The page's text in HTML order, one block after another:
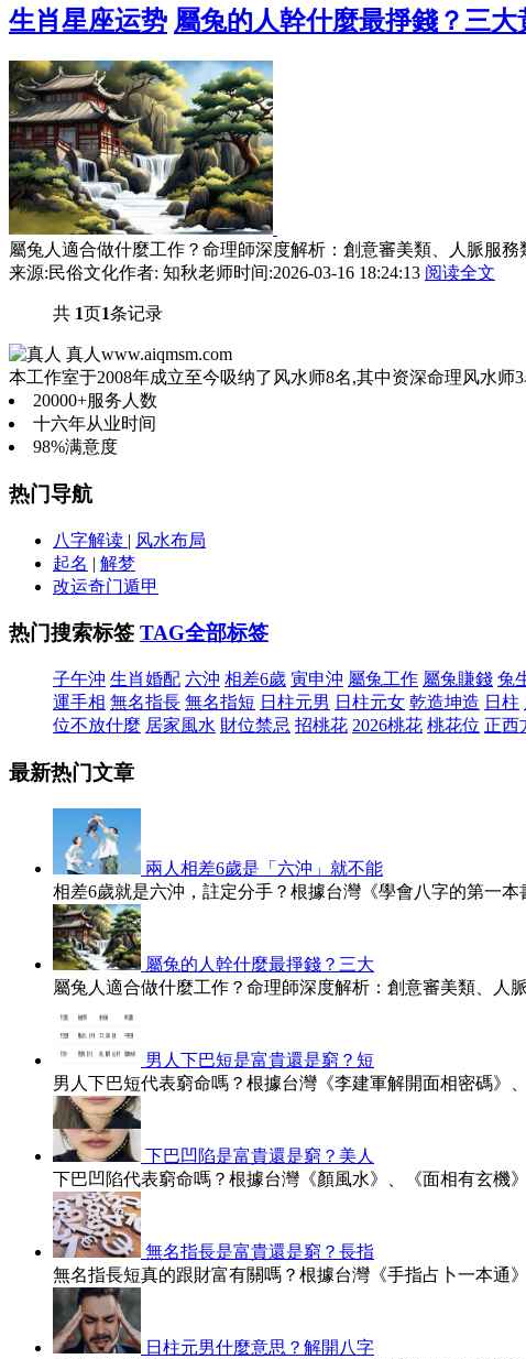
生肖星座运势 屬兔的人幹什麼最掙錢？三
屬兔人適合做什麼工作？命理師深度解析：創意審美類、人脈服
来源:民俗文化作者: 知秋老师时间:2026-03-16 18:24:13 阅读全文
共 1页1条记录
真人 www.aiqmsm.com
本工作室于2008年成立至今吸纳了风水师8名,其中资深命理风水师
20000+服务人数
十六年从业时间
98%满意度
热门导航
八字解读 | 风水布局
起名 | 解梦
改运奇门遁甲
热门搜索标签 TAG全部标签
子午沖 生肖婚配 六沖 相差6歲 寅申沖 屬兔工作 屬兔賺錢 兔
運手相 無名指長 無名指短 日柱元男 日柱元女 乾造坤造 日柱
位不放什麼 居家風水 財位禁忌 招桃花 2026桃花 桃花位 正西
最新热门文章
兩人相差6歲是「六沖」就不能
相差6歲就是六沖，註定分手？根據台灣《學會八字的第一本
屬兔的人幹什麼最掙錢？三大
屬兔人適合做什麼工作？命理師深度解析：創意審美類、人
男人下巴短是富貴還是窮？短
男人下巴短代表窮命嗎？根據台灣《李建軍解開面相密碼》
下巴凹陷是富貴還是窮？美人
下巴凹陷代表窮命嗎？根據台灣《顏風水》、《面相有玄機》
無名指長是富貴還是窮？長指
無名指長短真的跟財富有關嗎？根據台灣《手指占卜一本通》
日柱元男什麼意思？解開八字